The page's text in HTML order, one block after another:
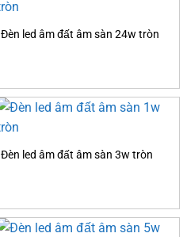
Đèn led âm đất âm sàn 24w tròn
Đèn led âm đất âm sàn 3w tròn